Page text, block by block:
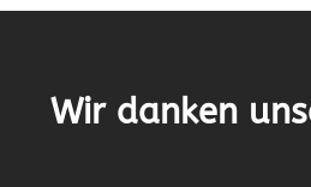
Wir danken